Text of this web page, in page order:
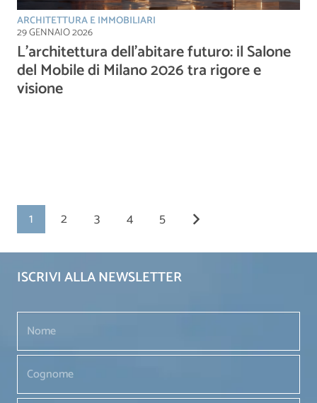
ARCHITETTURA E IMMOBILIARI
29 GENNAIO 2026
L’architettura dell’abitare futuro: il Salone
del Mobile di Milano 2026 tra rigore e
visione
1 2 3 4 5
ISCRIVI ALLA NEWSLETTER